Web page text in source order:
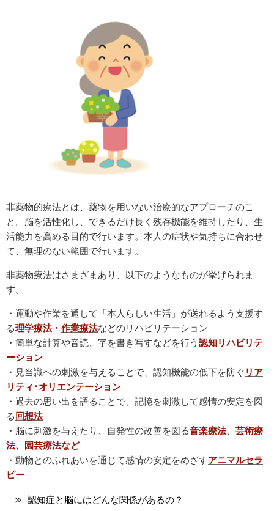
非薬物的療法とは、薬物を用いない治療的なアプローチのこ
と。脳を活性化し、できるだけ長く残存機能を維持したり、生
活能力を高める目的で行います。本人の症状や気持ちに合わせ
て、無理のない範囲で行います。
非薬物療法はさまざまあり、以下のようなものが挙げられま
す。
・運動や作業を通して「本人らしい生活」が送れるよう支援す
る理学療法・ 作業療法などのリハビリテーション
・簡単な計算や音読、字を書き写すなどを行う認知リハビリテ
ーション
・見当識への刺激を与えることで、認知機能の低下を防ぐリア
リティ･オリエンテーション
・過去の思い出を語ることで、記憶を刺激して感情の安定を図
る回想法
・脳に刺激を与えたり、自発性の改善を図る音楽療法、 芸術療
法、園芸療法など
・動物とのふれあいを通じて感情の安定をめざすアニマルセラ
ピー
認知症と脳にはどんな関係があるの？